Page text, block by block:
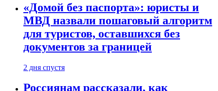
«Домой без паспорта»: юристы и
МВД назвали пошаговый алгоритм
для туристов, оставшихся без
документов за границей
2 дня спустя
Россиянам рассказали, как